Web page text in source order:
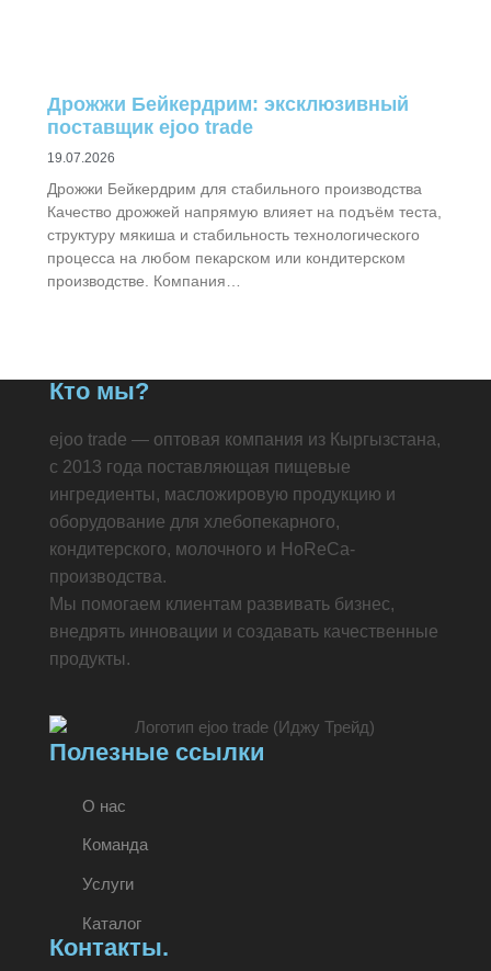
Дрожжи Бейкердрим: эксклюзивный
поставщик ejoo trade
19.07.2026
Дрожжи Бейкердрим для стабильного производства
Качество дрожжей напрямую влияет на подъём теста,
структуру мякиша и стабильность технологического
процесса на любом пекарском или кондитерском
производстве. Компания…
Кто мы?
ejoo trade — оптовая компания из Кыргызстана,
с 2013 года поставляющая пищевые
ингредиенты, масложировую продукцию и
оборудование для хлебопекарного,
кондитерского, молочного и HoReCa-
производства.
Мы помогаем клиентам развивать бизнес,
внедрять инновации и создавать качественные
продукты.
Полезные ссылки
О нас
Команда
Услуги
Каталог
Контакты.